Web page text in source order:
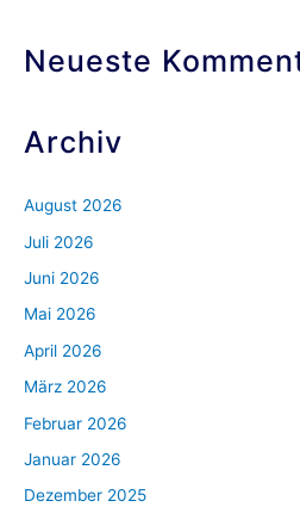
Neueste
Archiv
August 2026
Juli 2026
Juni 2026
Mai 2026
April 2026
März 2026
Februar 2026
Januar 2026
Dezember 2025